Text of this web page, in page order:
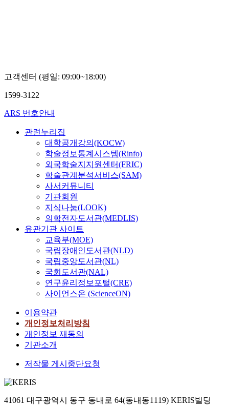
고객센터 (평일: 09:00~18:00)
1599-3122
ARS 번호안내
관련누리집
대학공개강의(KOCW)
학술정보통계시스템(Rinfo)
외국학술지지원센터(FRIC)
학술관계분석서비스(SAM)
사서커뮤니티
기관회원
지식나눔(LOOK)
의학전자도서관(MEDLIS)
유관기관 사이트
교육부(MOE)
국립장애인도서관(NLD)
국립중앙도서관(NL)
국회도서관(NAL)
연구윤리정보포털(CRE)
사이언스온 (ScienceON)
이용약관
개인정보처리방침
개인정보 재동의
기관소개
저작물 게시중단요청
41061 대구광역시 동구 동내로 64(동내동1119) KERIS빌딩